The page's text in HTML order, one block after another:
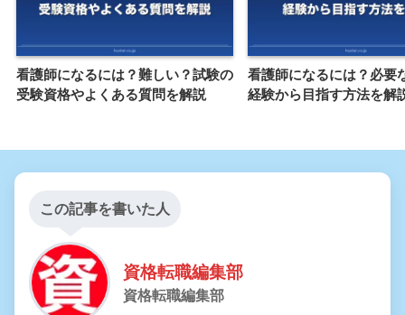
看護師になるには？難しい？試験の
受験資格やよくある質問を解説
看護師になるには？必要
経験から目指す方法を解
この記事を書いた人
資格転職編集部
資格転職編集部